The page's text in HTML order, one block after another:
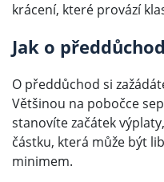
krácení, které provází
Jak o
O předdůchod si
Většinou na pobočce
stanovíte začátek
částku, která může být
minimem.